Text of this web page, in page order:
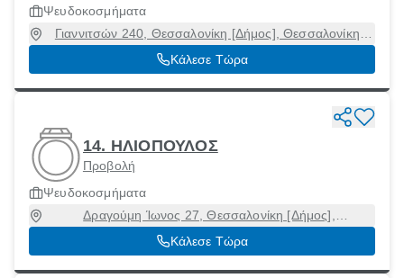
Ψευδοκοσμήματα
Γιαννιτσών 240, Θεσσαλονίκη [Δήμος], Θεσσαλονίκη,
54628
Κάλεσε Τώρα
14. ΗΛΙΟΠΟΥΛΟΣ
Προβολή
Ψευδοκοσμήματα
Δραγούμη Ίωνος 27, Θεσσαλονίκη [Δήμος],
Θεσσαλονίκη, 54624
Κάλεσε Τώρα